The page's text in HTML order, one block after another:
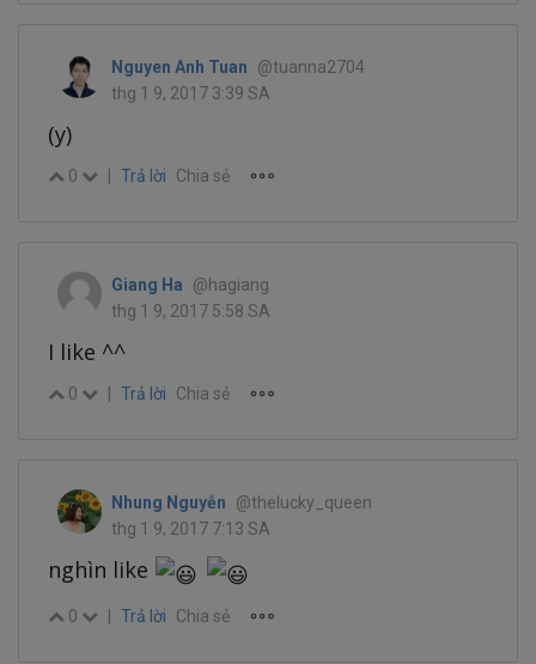
Nguyen Anh Tuan
@tuanna2704
thg 1 9, 2017 3:39 SA
(y)
0 Trả lời Chia sẻ
Giang Ha
@hagiang
thg 1 9, 2017 5:58 SA
I like ^^
0 Trả lời Chia sẻ
Nhung Nguyễn
@thelucky_queen
thg 1 9, 2017 7:13 SA
nghìn like
0 Trả lời Chia sẻ